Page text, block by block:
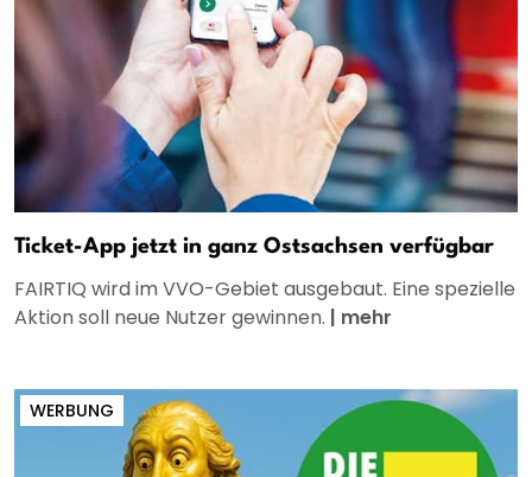
Ticket-App jetzt in ganz Ostsachsen verfügbar
FAIRTIQ wird im VVO-Gebiet ausgebaut. Eine spezielle
Aktion soll neue Nutzer gewinnen. | mehr
WERBUNG